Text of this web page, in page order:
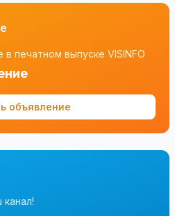
печатном выпуске VISINFO
объявление